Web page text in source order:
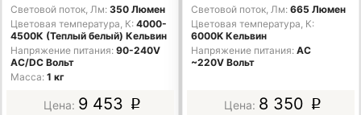
Световой поток, Лм 350 Люмен
Цветовая температура, К 4000-
4500К (Теплый белый) Кельвин
Напряжение питания 90-240V
AC/DC Вольт
Масса 1 кг
9 453 p
Световой поток, Лм 665 Люмен
Цветовая температура, К
6000K Кельвин
Напряжение питания AC
~220V Вольт
8 350 p